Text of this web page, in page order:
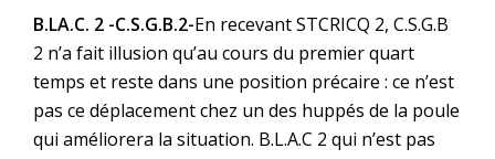
B.LA.C. 2 -C.S.G.B.2-En recevant STCRICQ 2, C.S.G.B
2 n’a fait illusion qu’au cours du premier quart
temps et reste dans une position précaire : ce n’est
pas ce déplacement chez un des huppés de la poule
qui améliorera la situation. B.L.A.C 2 qui n’est pas